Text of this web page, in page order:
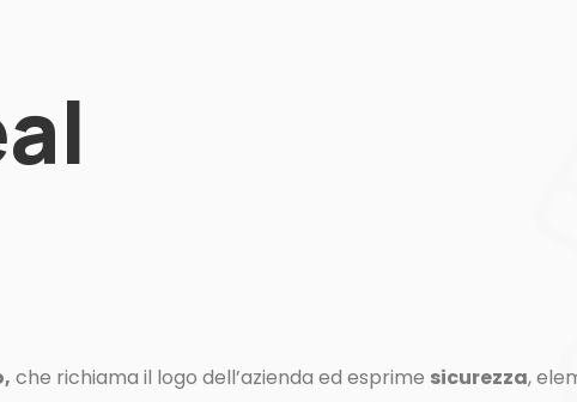
che richiama il logo dell’azienda ed esprime sicurezza,